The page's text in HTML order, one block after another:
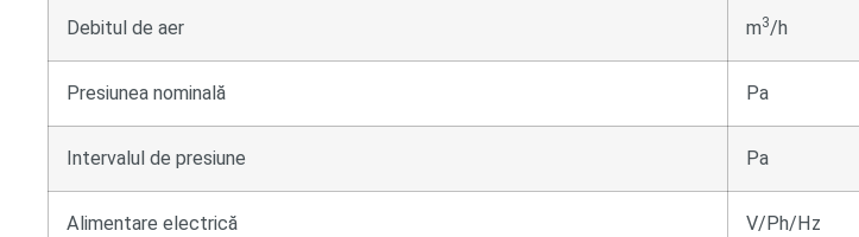
Debitul de aer m3/h
Presiunea nominală Pa
Intervalul de presiune Pa
Alimentare electrică V/Ph/Hz